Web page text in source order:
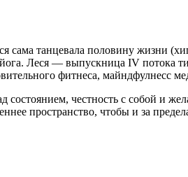
сама танцевала половину жизни
Леся — выпускница IV потока
фитнеса, майндфулнесс
честность с собой и
пространство, чтобы и за